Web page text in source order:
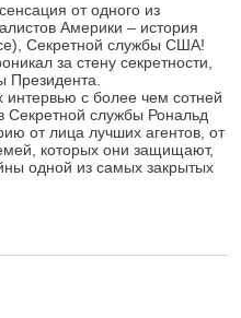
от одного из
Америки – история
Секретной службы США!
за стену секретности,
Президента.
интервью с более чем сотней
Секретной службы Рональд
от лица лучших агентов, от
которых они защищают,
одной из самых закрытых